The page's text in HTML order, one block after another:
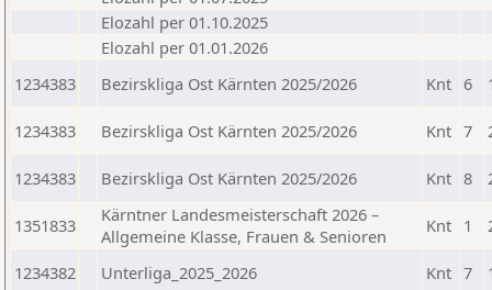
Elozahl per 01.10.2025
Elozahl per 01.01.2026
1234383
Bezirskliga Ost Kärnten 2025/2026 Knt 6
1234383 Bezirskliga Ost Kärnten 2025/2026 Knt 7
1234383 Bezirskliga Ost Kärnten 2025/2026 Knt 8
1351833
Kärntner Landesmeisterschaft 2026 –
Allgemeine Klasse, Frauen & Senioren
Knt 1
1234382 Unterliga_2025_2026 Knt 7